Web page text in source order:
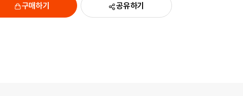
구매하기 공유하기